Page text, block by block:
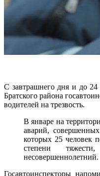
С завтрашнего дня и до 24
Братского района
водителей на трезвость.
В январе на
аварий,
которых 25 человек
степени
несовершеннолетний.
Госавтоинспекторы